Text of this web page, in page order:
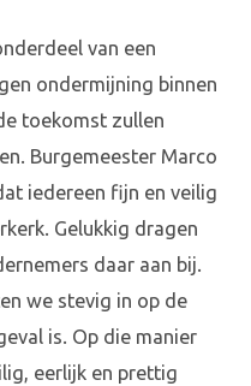
van een
ondermijning binnen
toekomst zullen
Burgemeester Marco
iedereen fijn en veilig
Gelukkig dragen
daar aan bij.
we stevig in op de
is. Op die manier
eerlijk en prettig